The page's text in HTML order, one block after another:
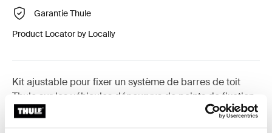
Garantie Thule
Product Locator by Locally
Kit ajustable pour fixer un système de barres de toit
Thule sur les véhicules dépourvus de points de fixation
préexistants ou de barres installées en usine.